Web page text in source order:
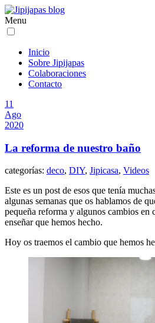
Menu
Inicio
Sobre Jipijapas
Colaboraciones
Contacto
11
Ago
2020
La reforma de nuestro baño
categorías: deco, DIY, Jipicasa, Videos
Este es un post de esos que tenía
algunas semanas que os hablamos de
pequeña reforma y algunos cambios en
enseñar que hemos hecho.
Hoy os traemos el cambio que hemos